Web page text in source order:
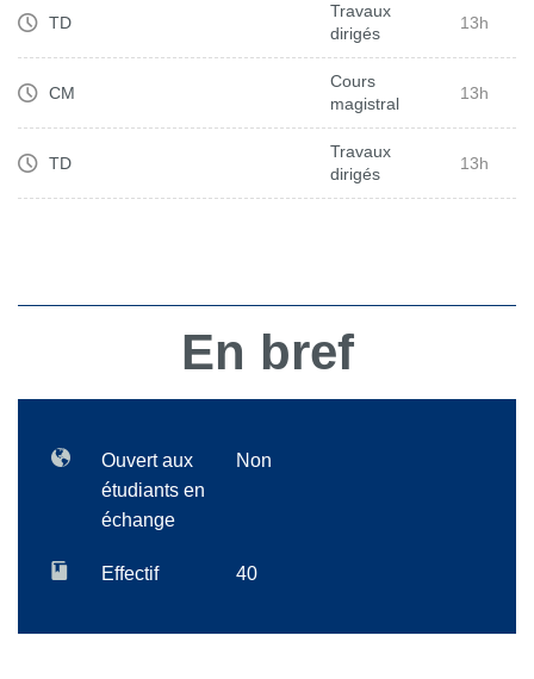
TD
Travaux
dirigés
13h
CM
Cours
magistral
13h
TD
Travaux
dirigés
13h
En bref
Ouvert aux
étudiants en
échange
Non
Effectif 40